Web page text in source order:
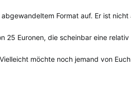
Format auf. Er ist
25 Euronen, die scheinbar eine
möchte noch jemand von